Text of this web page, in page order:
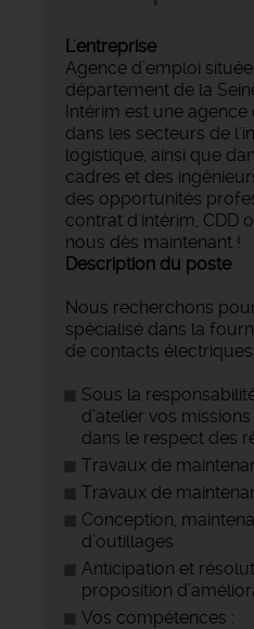
L'entreprise
Agence d’emploi
département de la
Intérim est une agence
dans les secteurs de
logistique, ainsi que
cadres et des
des opportunités
contrat d'intérim, CDD
nous dès maintenant !
Description du poste
Nous recherchons
spécialisé dans la
de contacts électriques.
Sous la
d’atelier vos
dans le respect des
Travaux de
Travaux de
Conception,
d’outillages
Anticipation et
proposition
Vos compétences :